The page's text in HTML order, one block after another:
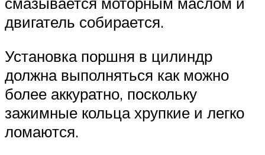
двигатель собирается.
Установка поршня в цилиндр
должна выполняться как можно
более аккуратно, поскольку
зажимные кольца хрупкие и легко
ломаются.